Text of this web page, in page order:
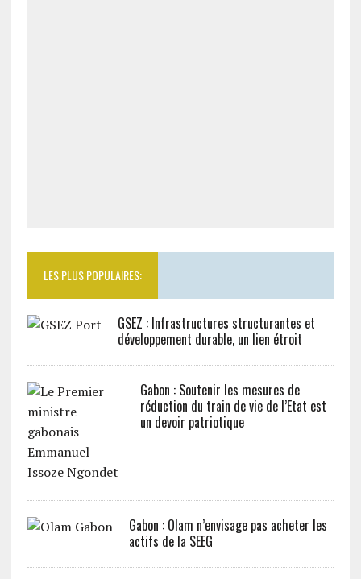
LES PLUS POPULAIRES:
GSEZ : Infrastructures structurantes et
développement durable, un lien étroit
Gabon : Soutenir les mesures de
réduction du train de vie de l’Etat est
un devoir patriotique
Gabon : Olam n’envisage pas acheter les
actifs de la SEEG